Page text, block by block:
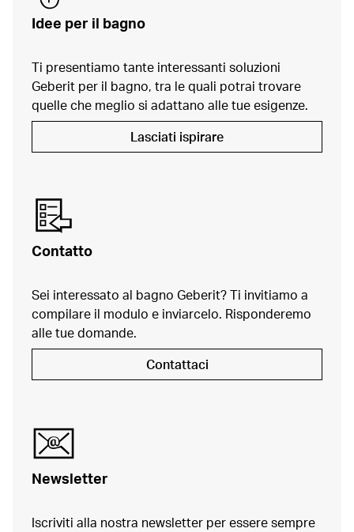
Idee per il bagno
Ti presentiamo tante interessanti soluzioni
Geberit per il bagno, tra le quali potrai trovare
quelle che meglio si adattano alle tue esigenze.
Lasciati ispirare
Contatto
Sei interessato al bagno Geberit? Ti invitiamo a
compilare il modulo e inviarcelo. Risponderemo
alle tue domande.
Contattaci
Newsletter
Iscriviti alla nostra newsletter per essere sempre